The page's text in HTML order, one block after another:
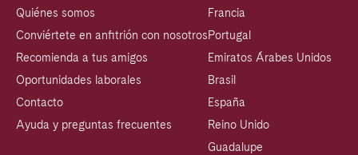
Quiénes somos
Conviértete en anfitrión con nosotros
Recomienda a tus amigos
Oportunidades laborales
Contacto
Ayuda y preguntas frecuentes
Francia
Portugal
Emiratos Árabes Unidos
Brasil
España
Reino Unido
Guadalupe